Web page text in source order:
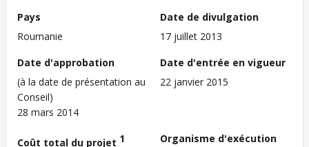
Pays
Roumanie
Date de divulgation
17 juillet 2013
Date d'approbation
(à la date de présentation au
Conseil)
28 mars 2014
Date d'entrée en vigueur
22 janvier 2015
Coût total du projet 1
Organisme d'exécution